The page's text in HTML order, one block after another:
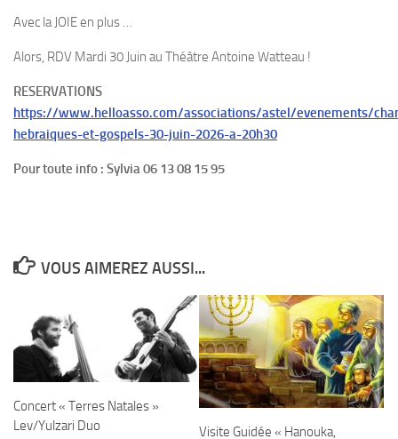
Avec la JOIE en plus …
Alors, RDV Mardi 30 Juin au Théâtre Antoine Watteau !
RESERVATIONS
https://www.helloasso.com/associations/astel/evenements/
hebraiques-et-gospels-30-juin-2026-a-20h30
Pour toute info : Sylvia 06 13 08 15 95
VOUS AIMEREZ AUSSI...
Concert « Terres Natales »
Lev/Yulzari Duo
Visite Guidée « Hanouka,